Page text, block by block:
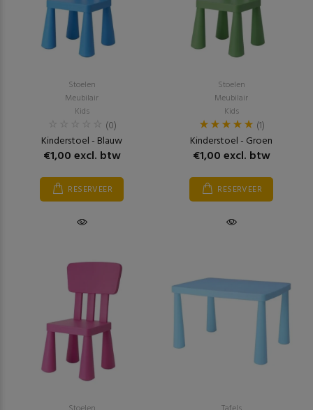
Stoelen
Meubilair
Kids
(0)
Kinderstoel - Blauw
€1,00 excl. btw
RESERVEER
Stoelen
Meubilair
Kids
(1)
Kinderstoel - Groen
€1,00 excl. btw
RESERVEER